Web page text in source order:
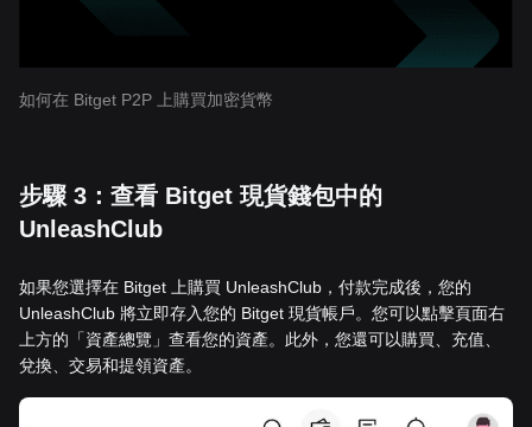
如何在 Bitget P2P 上購買加密貨幣
步驟 3：查看 Bitget 現貨錢包中的
UnleashClub
如果您選擇在 Bitget 上購買 UnleashClub，付款完成後，您的
UnleashClub 將立即存入您的 Bitget 現貨帳戶。您可以點擊頁面右
上方的「資產總覽」查看您的資產。此外，您還可以購買、充值、
兌換、交易和提領資產。